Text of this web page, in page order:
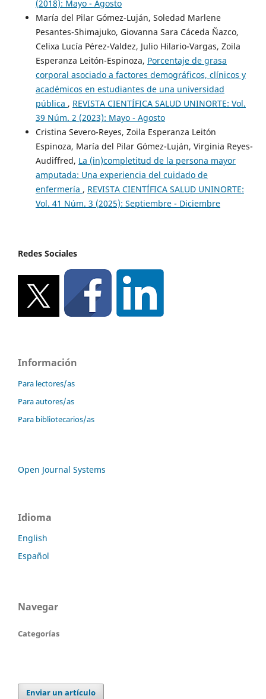
(2018): Mayo - Agosto
María del Pilar Gómez-Luján, Soledad Marlene
Pesantes-Shimajuko, Giovanna Sara Cáceda Ñazco,
Celixa Lucía Pérez-Valdez, Julio Hilario-Vargas, Zoila
Esperanza Leitón-Espinoza, Porcentaje de grasa
corporal asociado a factores demográficos, clínicos y
académicos en estudiantes de una universidad
pública , REVISTA CIENTÍFICA SALUD UNINORTE: Vol.
39 Núm. 2 (2023): Mayo - Agosto
Cristina Severo-Reyes, Zoila Esperanza Leitón
Espinoza, María del Pilar Gómez-Luján, Virginia Reyes-
Audiffred, La (in)completitud de la persona mayor
amputada: Una experiencia del cuidado de
enfermería , REVISTA CIENTÍFICA SALUD UNINORTE:
Vol. 41 Núm. 3 (2025): Septiembre - Diciembre
Redes Sociales
Información
Para lectores/as
Para autores/as
Para bibliotecarios/as
Open Journal Systems
Idioma
English
Español
Navegar
Categorías
Enviar un artículo